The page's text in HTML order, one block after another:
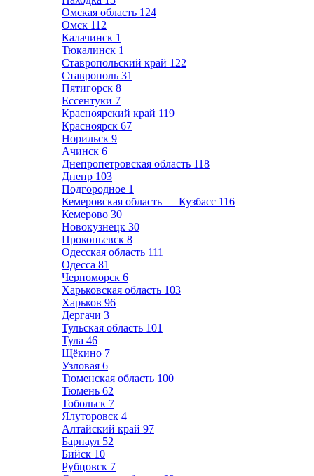
Омская область 124
Омск 112
Калачинск 1
Тюкалинск 1
Ставропольский край 122
Ставрополь 31
Пятигорск 8
Ессентуки 7
Красноярский край 119
Красноярск 67
Норильск 9
Ачинск 6
Днепропетровская область 118
Днепр 103
Подгородное 1
Кемеровская область — Кузбасс 116
Кемерово 30
Новокузнецк 30
Прокопьевск 8
Одесская область 111
Одесса 81
Черноморск 6
Харьковская область 103
Харьков 96
Дергачи 3
Тульская область 101
Тула 46
Щёкино 7
Узловая 6
Тюменская область 100
Тюмень 62
Тобольск 7
Ялуторовск 4
Алтайский край 97
Барнаул 52
Бийск 10
Рубцовск 7